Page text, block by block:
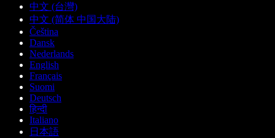
中文 (台灣)
中文 (简体 中国大陆)
Čeština
Dansk
Nederlands
English
Français
Suomi
Deutsch
हिन्दी
Italiano
日本語